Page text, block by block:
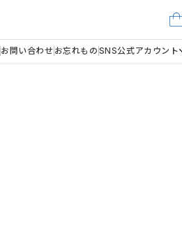
お問い合わせ お忘れもの SNS公式アカウント